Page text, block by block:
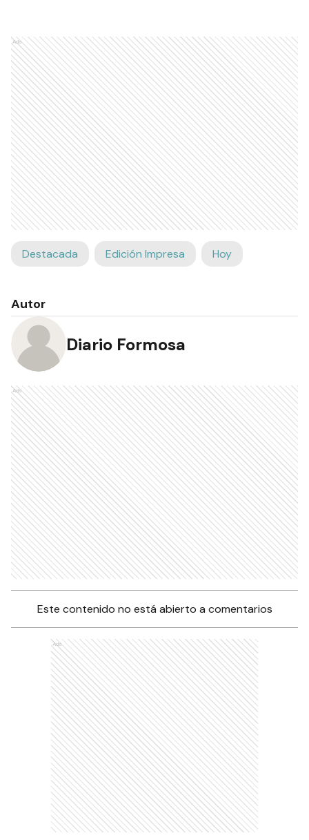
Ads
Destacada Edición Impresa Hoy
Autor
Diario Formosa
Ads
Este contenido no está abierto a comentarios
Ads